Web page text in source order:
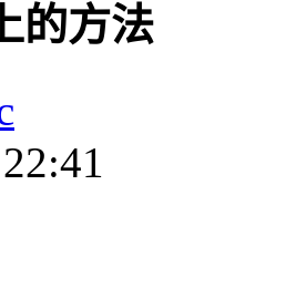
的方法